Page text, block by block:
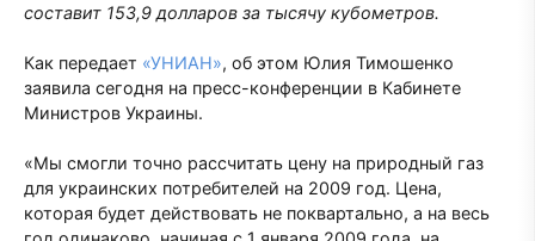
составит 153,9 долларов за тысячу кубометров.
Как передает «УНИАН», об этом Юлия Тимошенко
заявила сегодня на пресс-конференции в Кабинете
Министров Украины.
«Мы смогли точно рассчитать цену на природный газ
для украинских потребителей на 2009 год. Цена,
которая будет действовать не поквартально, а на весь